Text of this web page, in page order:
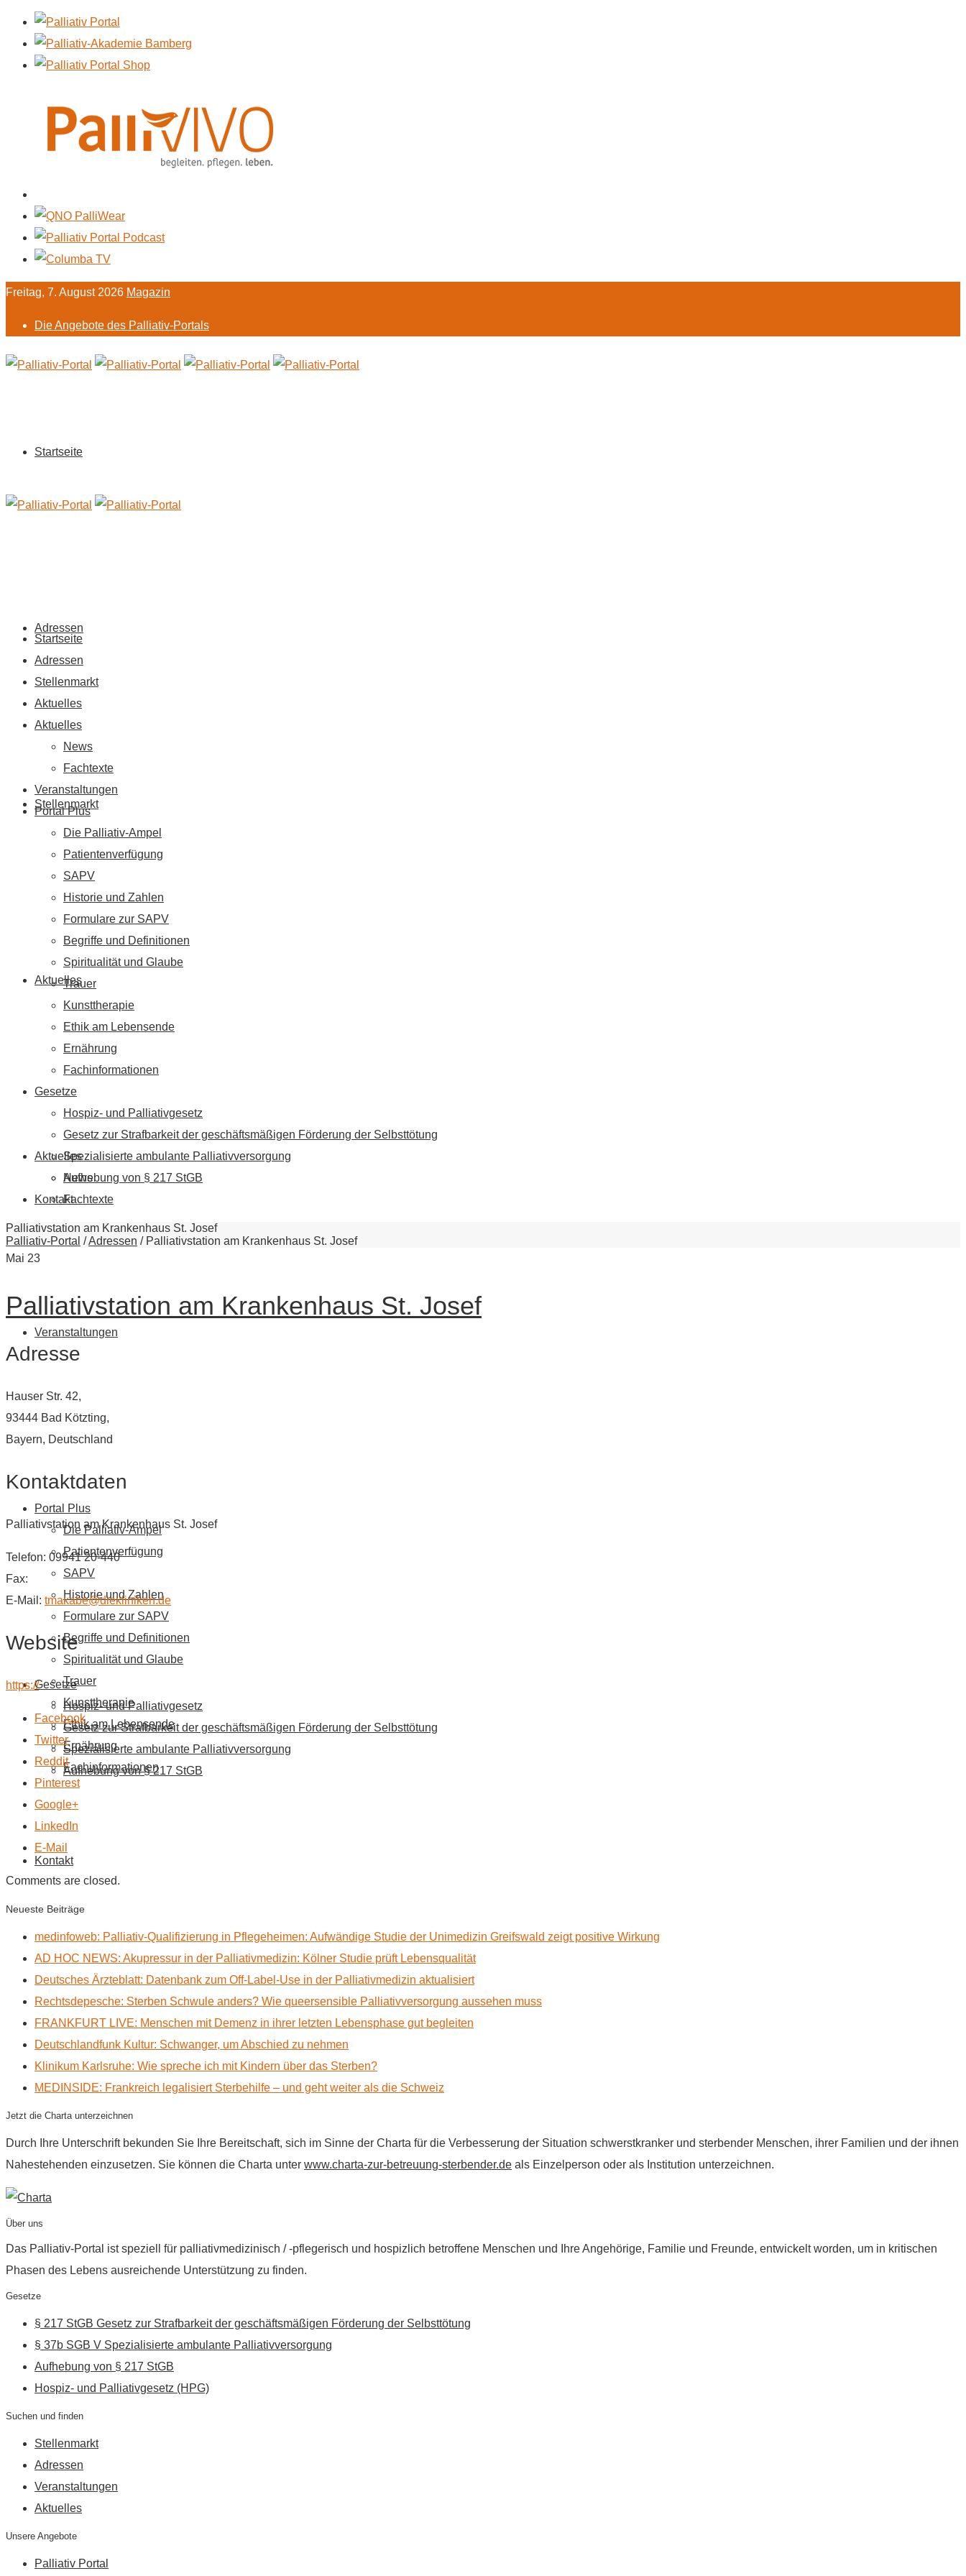
Freitag, 7. August 2026 Magazin
Die Angebote des Palliativ-Portals
Startseite
Adressen
Stellenmarkt
Aktuelles
Aktuelles
News
Fachtexte
Veranstaltungen
Portal Plus
Die Palliativ-Ampel
Patientenverfügung
SAPV
Historie und Zahlen
Formulare zur SAPV
Begriffe und Definitionen
Spiritualität und Glaube
Trauer
Kunsttherapie
Ethik am Lebensende
Ernährung
Fachinformationen
Gesetze
Hospiz- und Palliativgesetz
Gesetz zur Strafbarkeit der geschäftsmäßigen Förderung der Selbsttötung
Spezialisierte ambulante Palliativversorgung
Aufhebung von § 217 StGB
Kontakt
Startseite
Adressen
Stellenmarkt
Aktuelles
Aktuelles
News
Fachtexte
Veranstaltungen
Portal Plus
Die Palliativ-Ampel
Patientenverfügung
SAPV
Historie und Zahlen
Formulare zur SAPV
Begriffe und Definitionen
Spiritualität und Glaube
Trauer
Kunsttherapie
Ethik am Lebensende
Ernährung
Fachinformationen
Gesetze
Hospiz- und Palliativgesetz
Gesetz zur Strafbarkeit der geschäftsmäßigen Förderung der Selbsttötung
Spezialisierte ambulante Palliativversorgung
Aufhebung von § 217 StGB
Kontakt
Palliativstation am Krankenhaus St. Josef
Palliativ-Portal /Adressen / Palliativstation am Krankenhaus St. Josef
Mai 23
Palliativstation am Krankenhaus St. Josef
Adresse
Hauser Str. 42,
93444 Bad Kötzting,
Bayern, Deutschland
Kontaktdaten
Palliativstation am Krankenhaus St. Josef
Telefon: 09941 20-440
Fax:
E-Mail: tmakabe@diekliniken.de
Website
https://
Facebook
Twitter
Reddit
Pinterest
Google+
LinkedIn
E-Mail
Comments are closed.
Neueste Beiträge
medinfoweb: Palliativ-Qualifizierung in Pflegeheimen: Aufwändige Studie der Unimedizin Greifswald zeigt positive Wirkung
AD HOC NEWS: Akupressur in der Palliativmedizin: Kölner Studie prüft Lebensqualität
Deutsches Ärzteblatt: Datenbank zum Off-Label-Use in der Palliativmedizin aktualisiert
Rechtsdepesche: Sterben Schwule anders? Wie queersensible Palliativversorgung aussehen muss
FRANKFURT LIVE: Menschen mit Demenz in ihrer letzten Lebensphase gut begleiten
Deutschlandfunk Kultur: Schwanger, um Abschied zu nehmen
Klinikum Karlsruhe: Wie spreche ich mit Kindern über das Sterben?
MEDINSIDE: Frankreich legalisiert Sterbehilfe – und geht weiter als die Schweiz
Jetzt die Charta unterzeichnen
Durch Ihre Unterschrift bekunden Sie Ihre Bereitschaft, sich im Sinne der Charta für die Verbesserung der Situation schwerstkranker und sterbender Menschen, ihrer Familien und der ihnen
Nahestehenden einzusetzen. Sie können die Charta unter www.charta-zur-betreuung-sterbender.de als Einzelperson oder als Institution unterzeichnen.
Über uns
Das Palliativ-Portal ist speziell für palliativmedizinisch / -pflegerisch und hospizlich betroffene Menschen und Ihre Angehörige, Familie und Freunde, entwickelt worden, um in kritischen
Phasen des Lebens ausreichende Unterstützung zu finden.
Gesetze
§ 217 StGB Gesetz zur Strafbarkeit der geschäftsmäßigen Förderung der Selbsttötung
§ 37b SGB V Spezialisierte ambulante Palliativversorgung
Aufhebung von § 217 StGB
Hospiz- und Palliativgesetz (HPG)
Suchen und finden
Stellenmarkt
Adressen
Veranstaltungen
Aktuelles
Unsere Angebote
Palliativ Portal